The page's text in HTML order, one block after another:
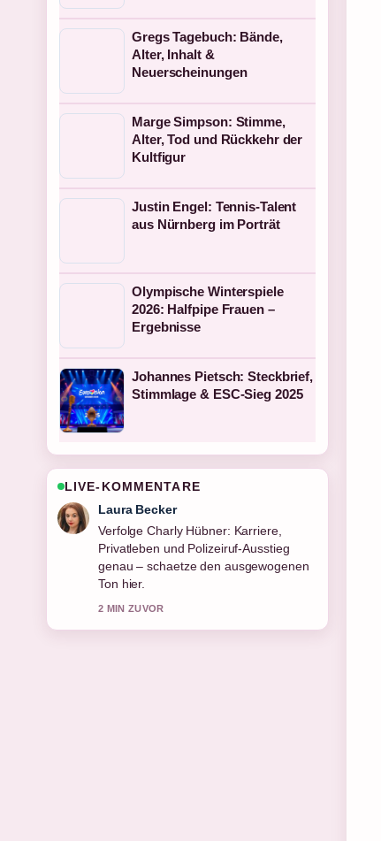
Gregs Tagebuch: Bände,
Alter, Inhalt &
Neuerscheinungen
Marge Simpson: Stimme,
Alter, Tod und Rückkehr der
Kultfigur
Justin Engel: Tennis-Talent
aus Nürnberg im Porträt
Olympische Winterspiele
2026: Halfpipe Frauen –
Ergebnisse
Johannes Pietsch: Steckbrief,
Stimmlage & ESC-Sieg 2025
LIVE-KOMMENTARE
Nico Hoffmann
Hilfreicher Kontext zu Emily Procter
heute: Was macht die Schauspielerin....
Bitte haltet diesen Liveticker aktuell.
4 MIN ZUVOR